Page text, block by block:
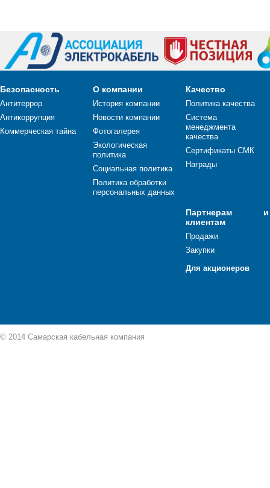
Безопасность
Антитеррор
Антикоррупция
Коммерческая тайна
О компании
История компании
Новости компании
Фотогалерея
Экологическая
политика
Социальная политика
Политика обработки
персональных данных
Качество
Политика качества
Система
менеджмента
качества
Сертификаты СМК
Награды
Партнерам и
клиентам
Продажи
Закупки
Для акционеров
© 2014 Самарская кабельная компания